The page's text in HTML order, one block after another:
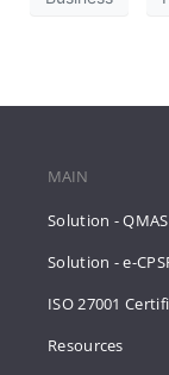
MAIN
Solution - QMAS
Solution - e-
ISO 27001
Resources